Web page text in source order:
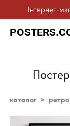
Інтернет-
каталог > ретро